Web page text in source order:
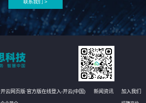
联系我们 >
开云网页版·官方版在线登入-开云(中国) 新闻资讯 加入我们